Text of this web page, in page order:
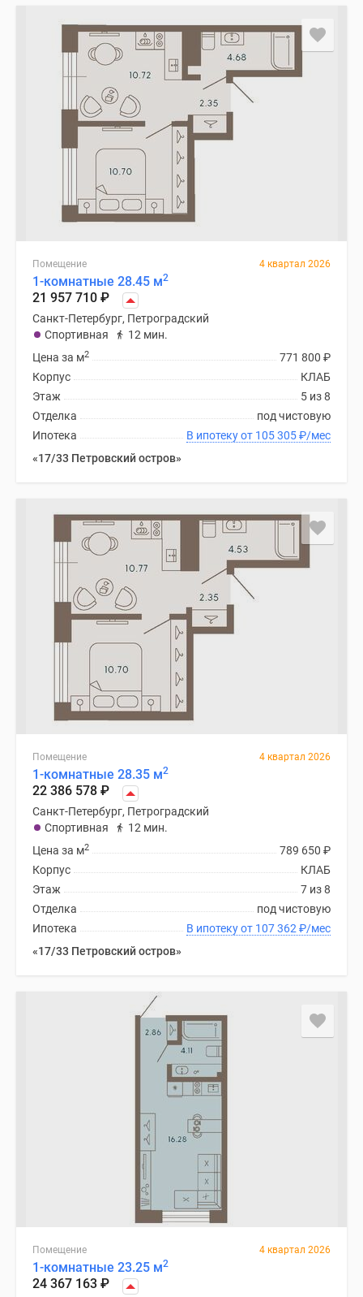
Помещение 4 квартал 2026
1-комнатные 28.45 м2
21 957 710 ₽
Санкт-Петербург, Петроградский
Спортивная
12 мин.
771 800 ₽
Цена за м2
КЛАБ
Корпус
5 из 8
Этаж
под чистовую
Отделка
В ипотеку от 105 305₽/мес
Ипотека
«17/33 Петровский остров»
Помещение 4 квартал 2026
1-комнатные 28.35 м2
22 386 578 ₽
Санкт-Петербург, Петроградский
Спортивная
12 мин.
789 650 ₽
Цена за м2
КЛАБ
Корпус
7 из 8
Этаж
под чистовую
Отделка
В ипотеку от 107 362 ₽/мес
Ипотека
«17/33 Петровский остров»
Помещение 4 квартал 2026
1-комнатные 23.25 м2
24 367 163 ₽